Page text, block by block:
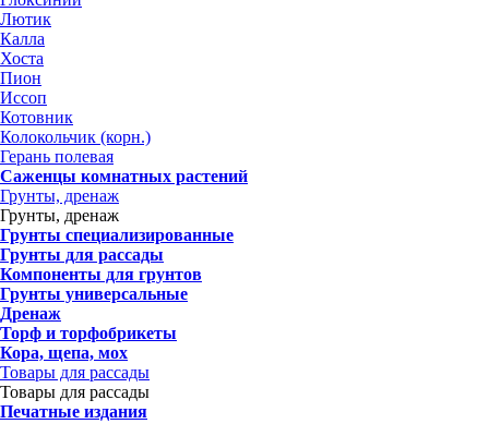
Лютик
Калла
Хоста
Пион
Иссоп
Котовник
Колокольчик (корн.)
Герань полевая
Саженцы комнатных растений
Грунты, дренаж
Грунты, дренаж
Грунты специализированные
Грунты для рассады
Компоненты для грунтов
Грунты универсальные
Дренаж
Торф и торфобрикеты
Кора, щепа, мох
Товары для рассады
Товары для рассады
Печатные издания